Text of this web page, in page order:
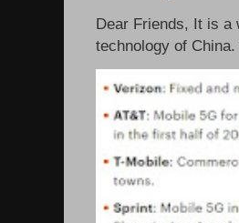
Dear Friends, It is a
technology of